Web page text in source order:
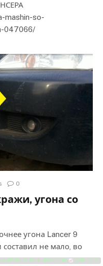
mashin-so-
047066/
0
угона со
угона Lancer 9
не мало, во
TTFB: 0.52 DOM: 3.08 LCP: 3.31